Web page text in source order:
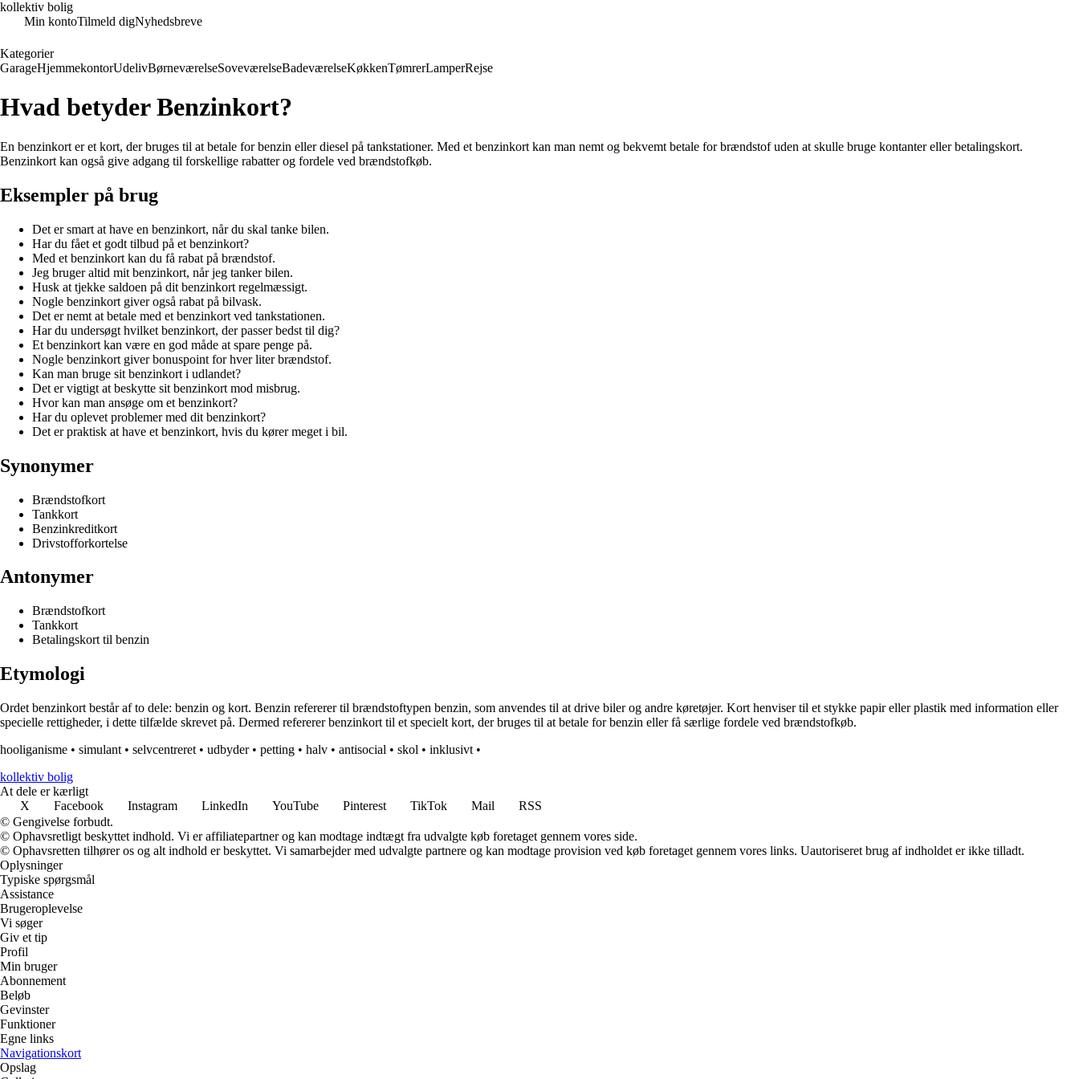
kollektiv bolig
Min kontoTilmeld digNyhedsbreve
Kategorier
GarageHjemmekontorUdelivBørneværelseSoveværelseBadeværelseKøkkenTømrerLamperRejse
Hvad betyder Benzinkort?
En benzinkort er et kort, der bruges til at betale for benzin eller diesel på tankstationer. Med et benzinkort kan man nemt og bekvemt betale for brændstof uden at skulle bruge kontanter eller betalingskort.
Benzinkort kan også give adgang til forskellige rabatter og fordele ved brændstofkøb.
Eksempler på brug
Det er smart at have en benzinkort, når du skal tanke bilen.
Har du fået et godt tilbud på et benzinkort?
Med et benzinkort kan du få rabat på brændstof.
Jeg bruger altid mit benzinkort, når jeg tanker bilen.
Husk at tjekke saldoen på dit benzinkort regelmæssigt.
Nogle benzinkort giver også rabat på bilvask.
Det er nemt at betale med et benzinkort ved tankstationen.
Har du undersøgt hvilket benzinkort, der passer bedst til dig?
Et benzinkort kan være en god måde at spare penge på.
Nogle benzinkort giver bonuspoint for hver liter brændstof.
Kan man bruge sit benzinkort i udlandet?
Det er vigtigt at beskytte sit benzinkort mod misbrug.
Hvor kan man ansøge om et benzinkort?
Har du oplevet problemer med dit benzinkort?
Det er praktisk at have et benzinkort, hvis du kører meget i bil.
Synonymer
Brændstofkort
Tankkort
Benzinkreditkort
Drivstofforkortelse
Antonymer
Brændstofkort
Tankkort
Betalingskort til benzin
Etymologi
Ordet benzinkort består af to dele: benzin og kort. Benzin refererer til brændstoftypen benzin, som anvendes til at drive biler og andre køretøjer. Kort henviser til et stykke papir eller plastik med information eller
specielle rettigheder, i dette tilfælde skrevet på. Dermed refererer benzinkort til et specielt kort, der bruges til at betale for benzin eller få særlige fordele ved brændstofkøb.
hooliganisme • simulant • selvcentreret • udbyder• petting • halv • antisocial • skol • inklusivt •
kollektiv bolig
At dele er kærligt
X
Facebook Instagram LinkedIn YouTube Pinterest TikTok Mail
RSS
© Gengivelse forbudt.
© Ophavsretligt beskyttet indhold. Vi er affiliatepartner og kan modtage indtægt fra udvalgte køb foretaget gennem vores side.
© Ophavsretten tilhører os og alt indhold er beskyttet. Vi samarbejder med udvalgte partnere og kan modtage provision ved køb foretaget gennem vores links. Uautoriseret brug af indholdet er ikke tilladt.
Oplysninger
Typiske spørgsmål
Assistance
Brugeroplevelse
Vi søger
Giv et tip
Profil
Min bruger
Abonnement
Beløb
Gevinster
Funktioner
Egne links
Navigationskort
Opslag